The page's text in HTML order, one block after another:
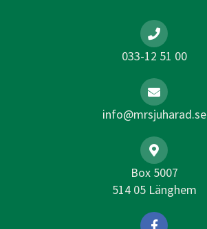
033-12 51 00
info@mrsjuharad.se
Box 5007
514 05 Länghem